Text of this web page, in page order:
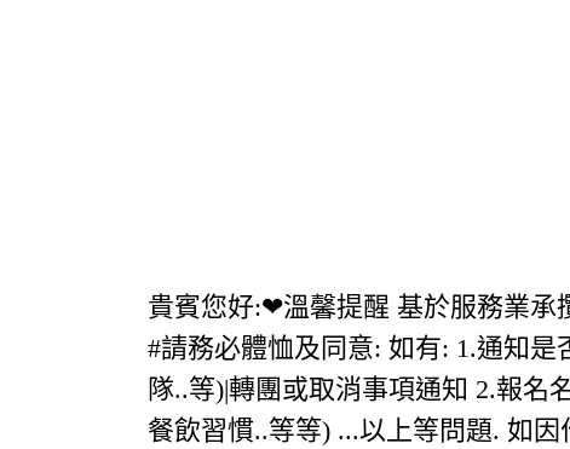
貴賓您好:❤溫馨提醒 基於服務業承
#請務必體恤及同意: 如有: 1.通知
隊..等)|轉團或取消事項通知 2.報名
餐飲習慣..等等) ...以上等問題. 如